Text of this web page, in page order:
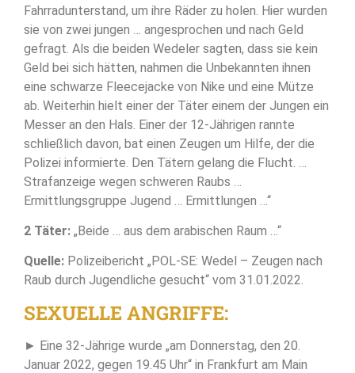
Fahrradunterstand, um ihre Räder zu holen. Hier wurden
sie von zwei jungen … angesprochen und nach Geld
gefragt. Als die beiden Wedeler sagten, dass sie kein
Geld bei sich hätten, nahmen die Unbekannten ihnen
eine schwarze Fleecejacke von Nike und eine Mütze
ab. Weiterhin hielt einer der Täter einem der Jungen ein
Messer an den Hals. Einer der 12-Jährigen rannte
schließlich davon, bat einen Zeugen um Hilfe, der die
Polizei informierte. Den Tätern gelang die Flucht. …
Strafanzeige wegen schweren Raubs …
Ermittlungsgruppe Jugend … Ermittlungen …“
2 Täter: „Beide … aus dem arabischen Raum …“
Quelle: Polizeibericht „POL-SE: Wedel – Zeugen nach
Raub durch Jugendliche gesucht“ vom 31.01.2022.
SEXUELLE ANGRIFFE:
► Eine 32-Jährige wurde „am Donnerstag, den 20.
Januar 2022, gegen 19.45 Uhr“ in Frankfurt am Main